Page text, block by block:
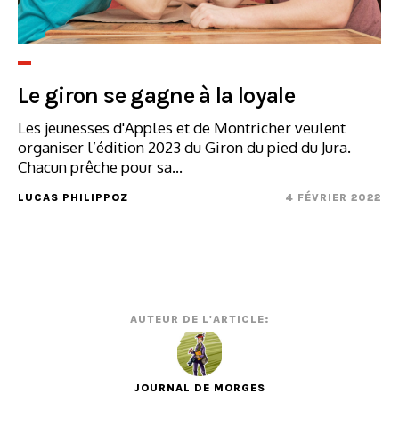
Le giron se gagne à la loyale
Les jeunesses d'Apples et de Montricher veulent
organiser l’édition 2023 du Giron du pied du Jura.
Chacun prêche pour sa...
LUCAS PHILIPPOZ 4 FÉVRIER 2022
AUTEUR DE L'ARTICLE:
JOURNAL DE MORGES